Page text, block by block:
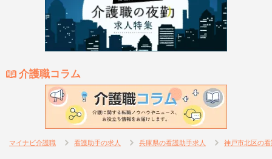
介護職コラム
マイナビ介護職 看護助手の求人 兵庫県の看護助手求人 神戸市北区の